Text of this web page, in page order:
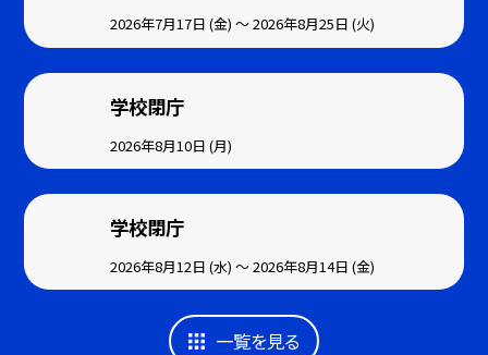
2026年7月17日 (金) ～ 2026年8月25日 (火)
学校閉庁
2026年8月10日 (月)
学校閉庁
2026年8月12日 (水) ～ 2026年8月14日 (金)
一覧を見る